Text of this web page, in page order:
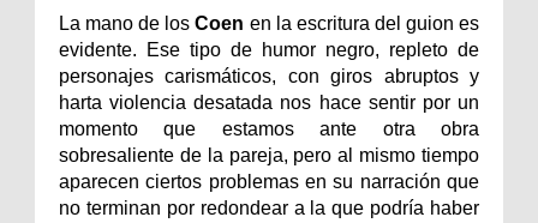
La mano de losCoen en la escritura del guion es
evidente. Ese tipo de humor negro, repleto de
personajes carismáticos, con giros abruptos y
harta violencia desatada nos hace sentir por un
momento que estamos ante otra obra
sobresaliente de la pareja, pero al mismo tiempo
aparecen ciertos problemas en su narración que
no terminan por redondear a la que podría haber